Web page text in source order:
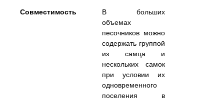
Совместимость
В больших
объемах
песочников можно
содержать группой
из самца и
нескольких самок
при условии их
одновременного
поселения в